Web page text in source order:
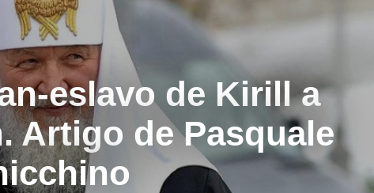
eslavo de Kirill a
Artigo de Pasquale